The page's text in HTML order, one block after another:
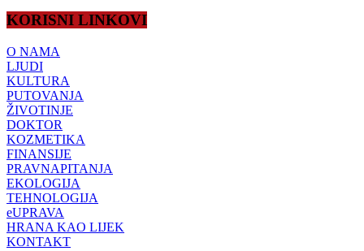
KORISNI LINKOVI
O NAMA
LJUDI
KULTURA
PUTOVANJA
ŽIVOTINJE
DOKTOR
KOZMETIKA
FINANSIJE
PRAVNAPITANJA
EKOLOGIJA
TEHNOLOGIJA
eUPRAVA
HRANA KAO LIJEK
KONTAKT